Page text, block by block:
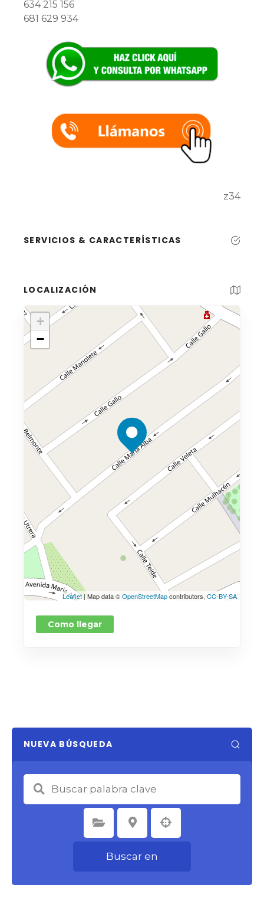
634 215 156
681 629 934
z34
SERVICIOS & CARACTERÍSTICAS
LOCALIZACIÓN
+
−
Leaflet| Map data ©OpenStreetMapcontributors,CC-BY-SA
Como llegar
NUEVA BÚSQUEDA
Seleccione la categoría Seleccione la ubicación
Buscar en